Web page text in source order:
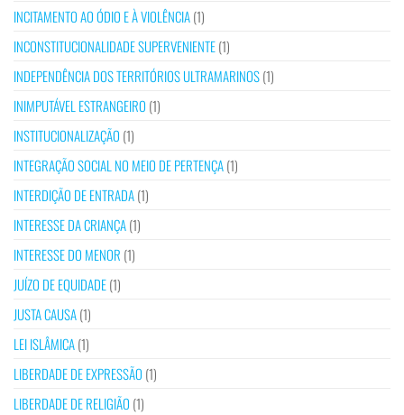
INCITAMENTO AO ÓDIO E À VIOLÊNCIA(1)
INCONSTITUCIONALIDADE SUPERVENIENTE(1)
INDEPENDÊNCIA DOS TERRITÓRIOS ULTRAMARINOS(1)
INIMPUTÁVEL ESTRANGEIRO (1)
INSTITUCIONALIZAÇÃO (1)
INTEGRAÇÃO SOCIAL NO MEIO DE PERTENÇA(1)
INTERDIÇÃO DE ENTRADA(1)
INTERESSE DA CRIANÇA(1)
INTERESSE DO MENOR (1)
JUÍZO DE EQUIDADE(1)
JUSTA CAUSA(1)
LEI ISLÂMICA(1)
LIBERDADE DE EXPRESSÃO (1)
LIBERDADE DE RELIGIÃO (1)